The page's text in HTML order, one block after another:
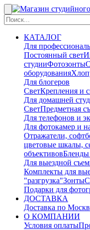
КАТАЛОГ
Для
Постоянный свет
студииФотозонты
оборудования
Для блогеров
СветКрепления и
Для домашней
СветПредметная
Для телефонов и
Для фотокамер и
Отражатели,
цветовые шкалы,
объективовБленды
Для выездной
Комплекты для
"разгрузка"Зонты
Подарки для
ДОСТАВКА
Доставка по
О КОМПАНИИ
Условия оплаты